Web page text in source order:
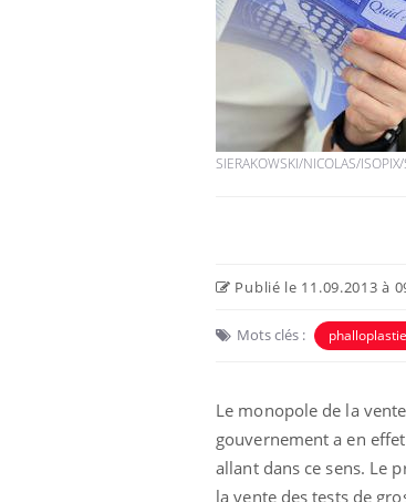
SIERAKOWSKI/NICOLAS/
Publié le 11.09.2013 à
Mots clés : phalloplastie
Le monopole de la
gouvernement a en
allant dans ce sens. Le
la vente des tests de